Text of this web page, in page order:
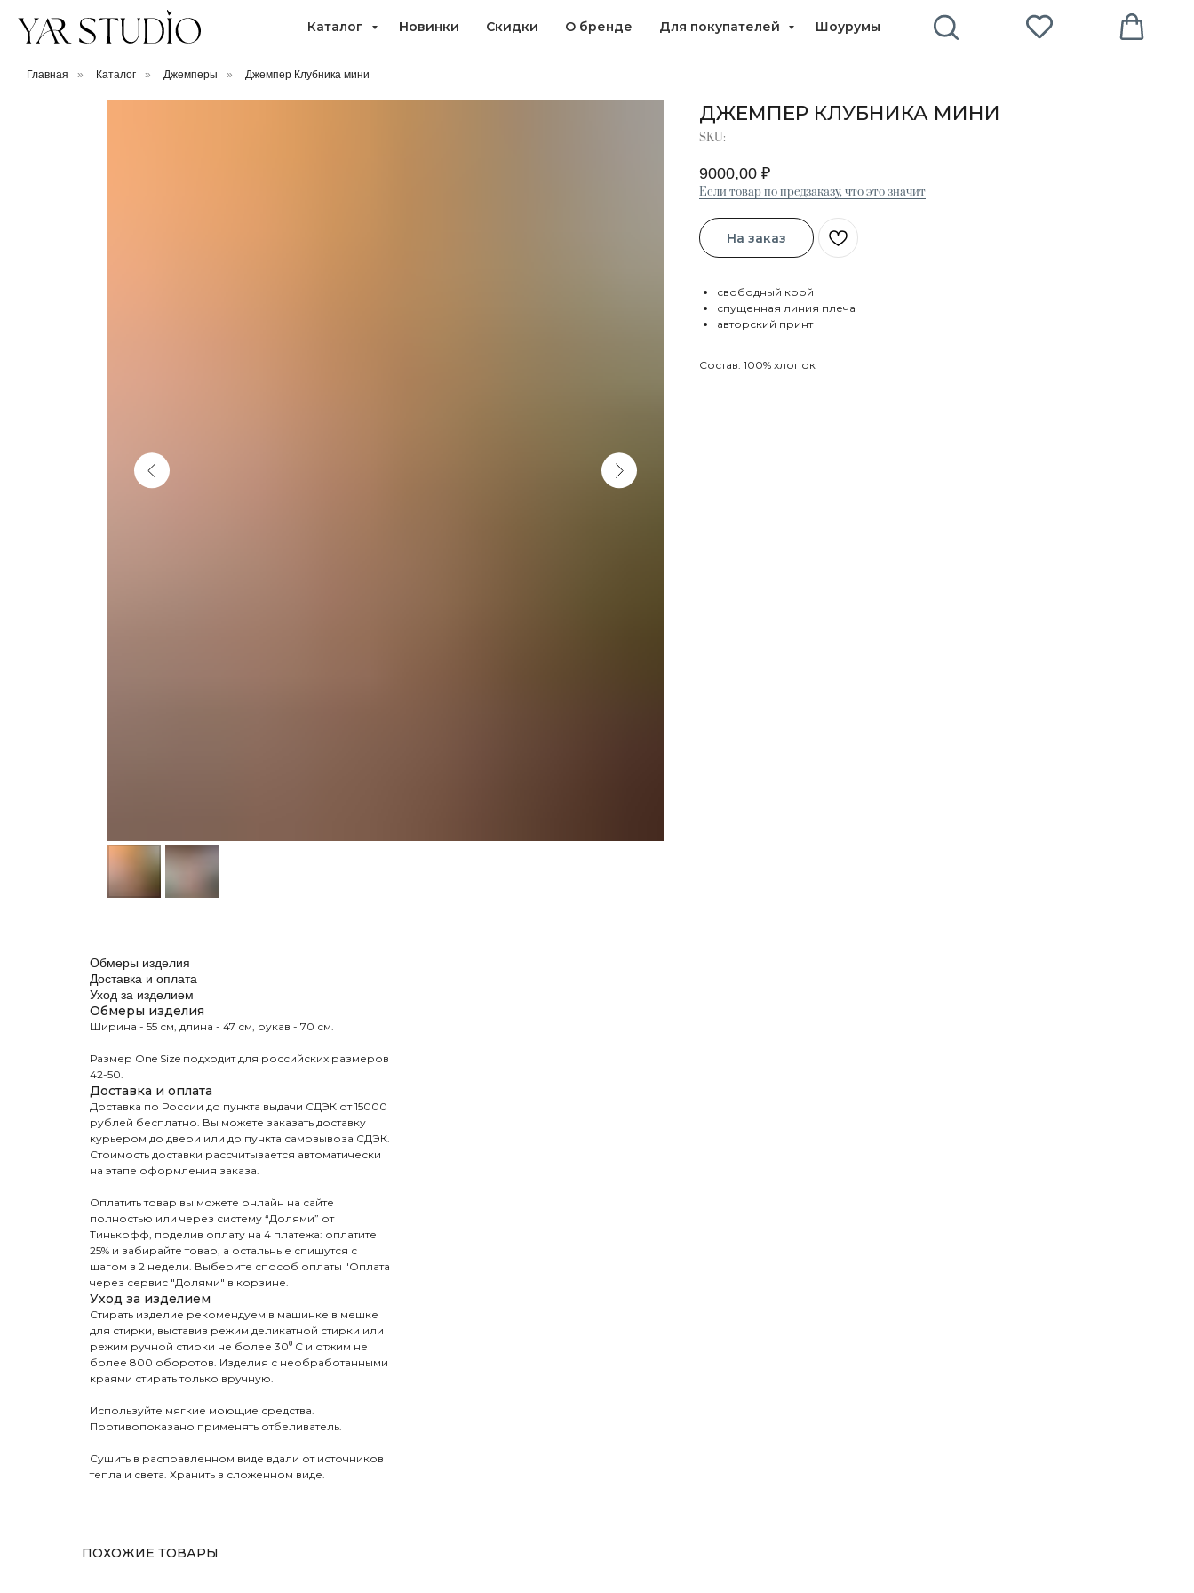
Каталог Новинки Скидки О бренде Для покупателей Шоурумы
Главная » Каталог » Джемперы » Джемпер Клубника мини
ДЖЕМПЕР КЛУБНИКА МИНИ
SKU:
9000,00 ₽
Если товар по предзаказу, что это значит
На заказ
свободный крой
спущенная линия плеча
авторский принт
Состав: 100% хлопок
Обмеры изделия
Доставка и оплата
Уход за изделием
Обмеры изделия
Ширина - 55 см, длина - 47 см, рукав - 70 см.
Размер One Size подходит для российских размеров
42-50.
Доставка и оплата
Доставка по России до пункта выдачи СДЭК от 15000
рублей бесплатно. Вы можете заказать доставку
курьером до двери или до пункта самовывоза СДЭК.
Стоимость доставки рассчитывается автоматически
на этапе оформления заказа.
Оплатить товар вы можете онлайн на сайте
полностью или через систему “Долями” от
Тинькофф, поделив оплату на 4 платежа: оплатите
25% и забирайте товар, а остальные спишутся с
шагом в 2 недели. Выберите способ оплаты "Оплата
через сервис "Долями" в корзине.
Уход за изделием
Стирать изделие рекомендуем в машинке в мешке
для стирки, выставив режим деликатной стирки или
режим ручной стирки не более 30⁰ С и отжим не
более 800 оборотов. Изделия с необработанными
краями стирать только вручную.
Используйте мягкие моющие средства.
Противопоказано применять отбеливатель.
Сушить в расправленном виде вдали от источников
тепла и света. Хранить в сложенном виде.
ПОХОЖИЕ ТОВАРЫ